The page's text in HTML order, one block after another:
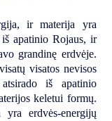
ir materija yra
apatinio Rojaus, ir
grandinę erdvėje.
visatos nevisos
iš apatinio
keletui formų.
erdvės-energijų